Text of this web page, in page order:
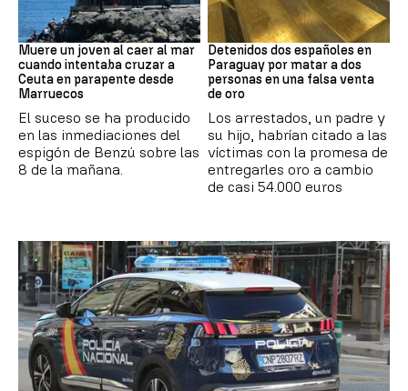
Ceuta
Muere un joven al caer al mar
cuando intentaba cruzar a
Ceuta en parapente desde
Marruecos
El suceso se ha producido
en las inmediaciones del
espigón de Benzú sobre las
8 de la mañana.
Paraguay
Detenidos dos españoles en
Paraguay por matar a dos
personas en una falsa venta
de oro
Los arrestados, un padre y
su hijo, habrían citado a las
víctimas con la promesa de
entregarles oro a cambio
de casi 54.000 euros